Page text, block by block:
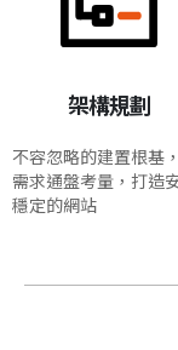
架構規劃
不容忽略的建置根基
需求通盤考量，打造
穩定的網站